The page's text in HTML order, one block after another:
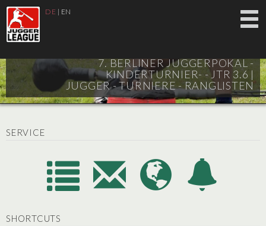
DE | EN
7. BERLINER JUGGERPOKAL -
KINDERTURNIER- - JTR 3.6 |
JUGGER - TURNIERE - RANGLISTEN
SERVICE
SHORTCUTS